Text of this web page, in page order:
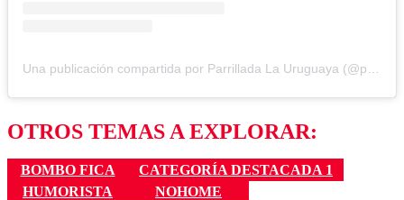
Una publicación compartida por Parrillada La Uruguaya (@parrilla_la_uruguaya)
OTROS TEMAS A EXPLORAR:
BOMBO FICA
CATEGORÍA DESTACADA 1
HUMORISTA
NOHOME